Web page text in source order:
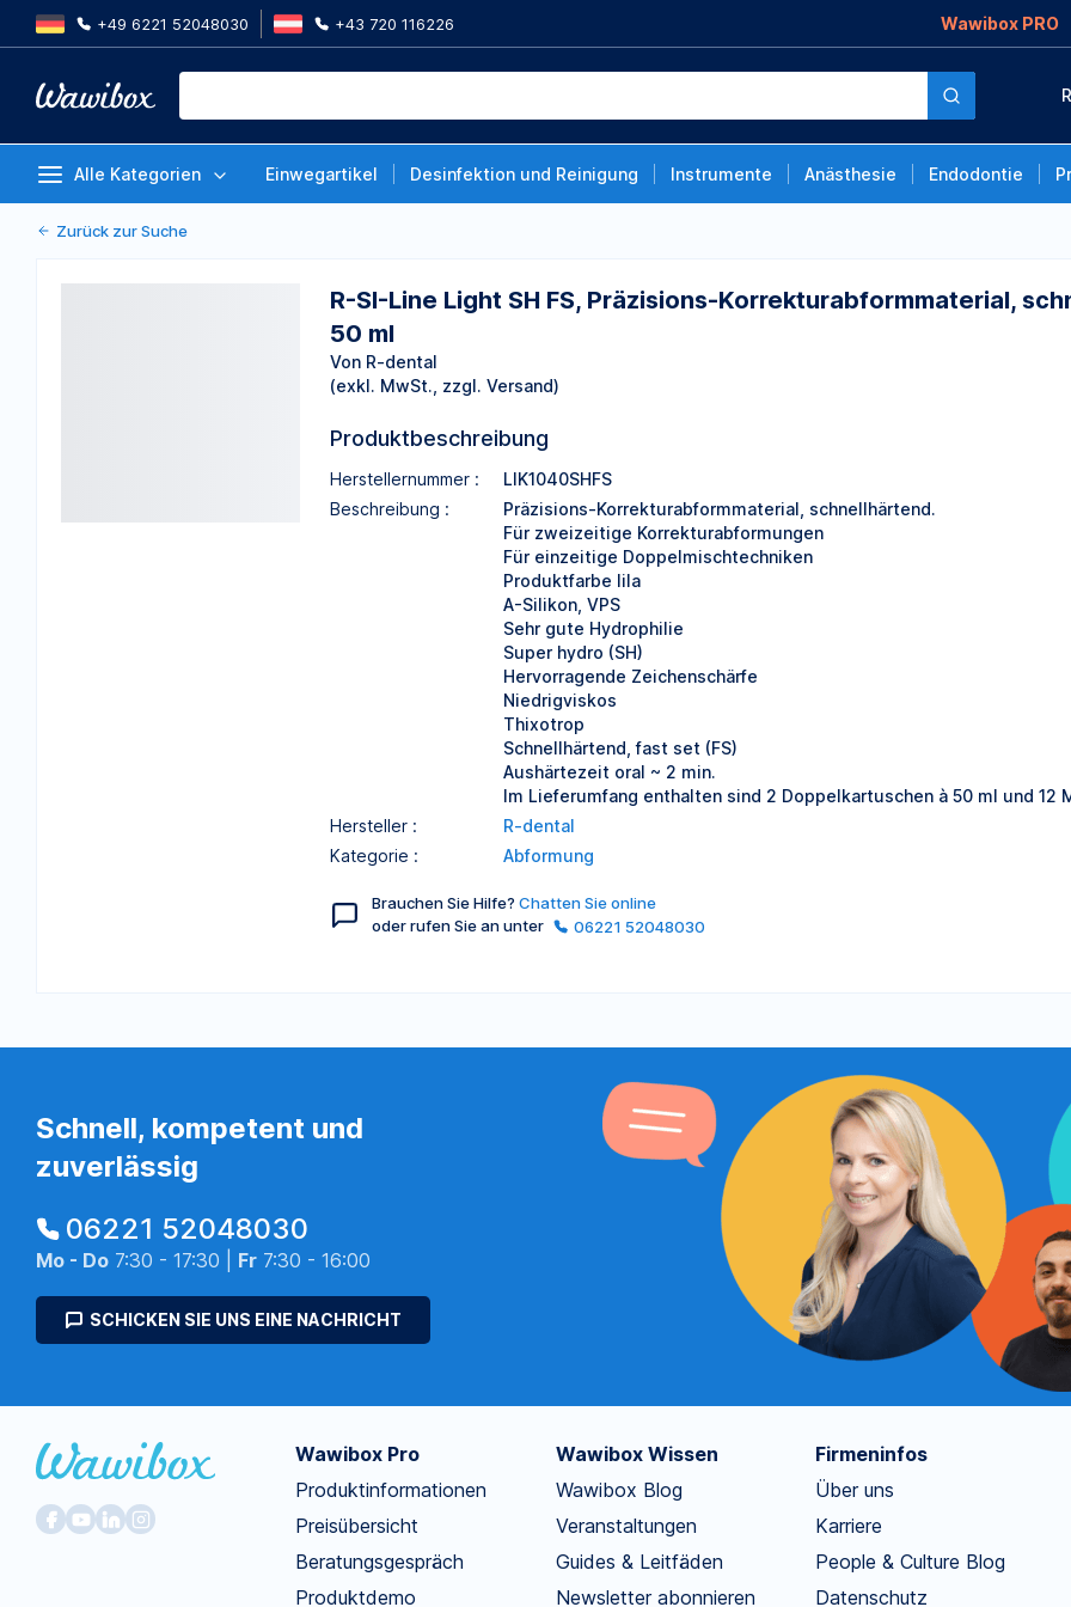
+49 6221 52048030 +43 720 116226 Wawibox PRO
Alle Kategorien Einwegartikel Desinfektion und Reinigung Instrumente Anästhesie Endodontie
R-SI-Line Light SH FS, Präzisions-
Doppelkartuschen à 50 ml
Zurück zur Suche
R-SI-Line Light SH FS, Präzisions-Korrekturabformmaterial,
50 ml
Von R-dental
(exkl. MwSt., zzgl. Versand)
Produktbeschreibung
Herstellernummer :
LIK1040SHFS
Beschreibung :
Präzisions-Korrekturabformmaterial, schnellhärtend.
Für zweizeitige Korrekturabformungen
Für einzeitige Doppelmischtechniken
Produktfarbe lila
A-Silikon, VPS
Sehr gute Hydrophilie
Super hydro (SH)
Hervorragende Zeichenschärfe
Niedrigviskos
Thixotrop
Schnellhärtend, fast set (FS)
Aushärtezeit oral ~ 2 min.
Im Lieferumfang enthalten sind 2 Doppelkartuschen à 50 ml und 12
Hersteller :
R-dental
Kategorie :
Abformung
Brauchen Sie Hilfe? Chatten Sie online
oder rufen Sie an unter
06221 52048030
Schnell, kompetent und
zuverlässig
06221 52048030
Mo - Do 7:30 - 17:30 | Fr 7:30 - 16:00
SCHICKEN SIE UNS EINE NACHRICHT
Wawibox Pro
Produktinformationen
Preisübersicht
Beratungsgespräch
Produktdemo
Wawibox Wissen
Wawibox Blog
Veranstaltungen
Guides & Leitfäden
Newsletter abonnieren
Firmeninfos
Über uns
Karriere
People & Culture Blog
Datenschutz